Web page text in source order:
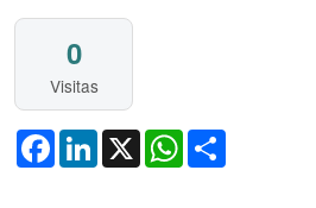
0
Visitas
FacebookLinkedIn
X WhatsApp